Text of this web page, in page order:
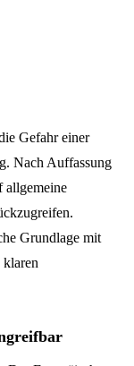
Gefahr einer
Nach Auffassung
allgemeine
Grundlage mit
klaren